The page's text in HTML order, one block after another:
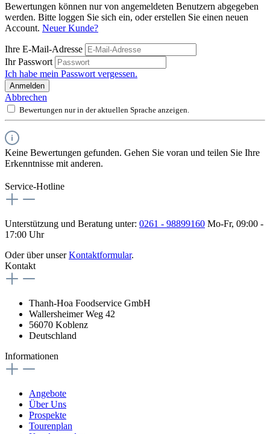
Bewertungen können nur von angemeldeten Benutzern abgegeben
werden. Bitte loggen Sie sich ein, oder erstellen Sie einen neuen
Account. Neuer Kunde?
Ihre E-Mail-Adresse
Ihr Passwort
Ich habe mein Passwort vergessen.
Anmelden
Abbrechen
Bewertungen nur in der aktuellen Sprache anzeigen.
Keine Bewertungen gefunden. Gehen Sie voran und teilen Sie Ihre
Erkenntnisse mit anderen.
Service-Hotline
Unterstützung und Beratung unter: 0261 - 98899160 Mo-Fr, 09:00 -
17:00 Uhr
Oder über unserKontaktformular.
Kontakt
Thanh-Hoa Foodservice GmbH
Wallersheimer Weg 42
56070 Koblenz
Deutschland
Informationen
Angebote
Über Uns
Prospekte
Tourenplan